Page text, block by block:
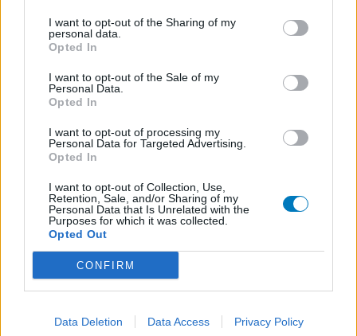
I want to opt-out of the Sharing of my
personal data.
Opted In
I want to opt-out of the Sale of my
Personal Data.
Opted In
I want to opt-out of processing my
Personal Data for Targeted Advertising.
Opted In
I want to opt-out of Collection, Use,
Retention, Sale, and/or Sharing of my
Personal Data that Is Unrelated with the
Purposes for which it was collected.
Opted Out
CONFIRM
Data Deletion Data Access Privacy Policy